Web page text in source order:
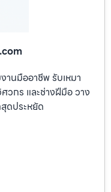
านมืออาชีพ รับเหมา
วกร และช่างฝีมือ วาง
ดประหยัด